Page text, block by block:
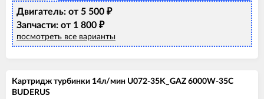
Двигатель: от 5 500 ₽
Запчасти: от 1 800 ₽
посмотреть все варианты
Картридж турбинки 14л/мин U072-35K_GAZ 6000W-35C
BUDERUS